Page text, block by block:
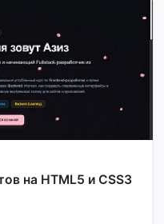
на HTML5 и CSS3